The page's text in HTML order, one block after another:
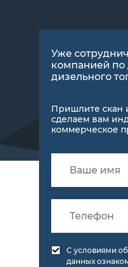
Уже
компанией по
дизельного
Пришлите скан
сделаем вам
коммерческое
С условиями
данных